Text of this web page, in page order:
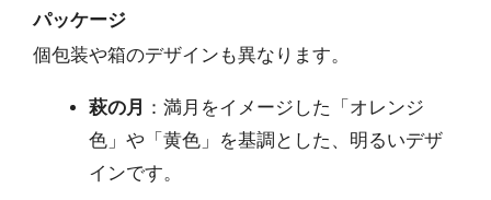
パッケージ
個包装や箱のデザインも異なります。
萩の月
：満月をイメージした「オレンジ
色」や「黄色」を基調とした、明るいデザ
インです。